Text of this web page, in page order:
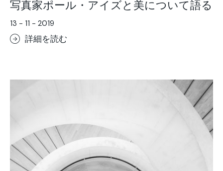
写真家ポール・アイズと美について語る
13 - 11 - 2019
詳細を読む